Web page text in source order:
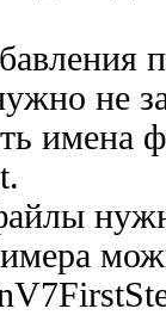
не
имена